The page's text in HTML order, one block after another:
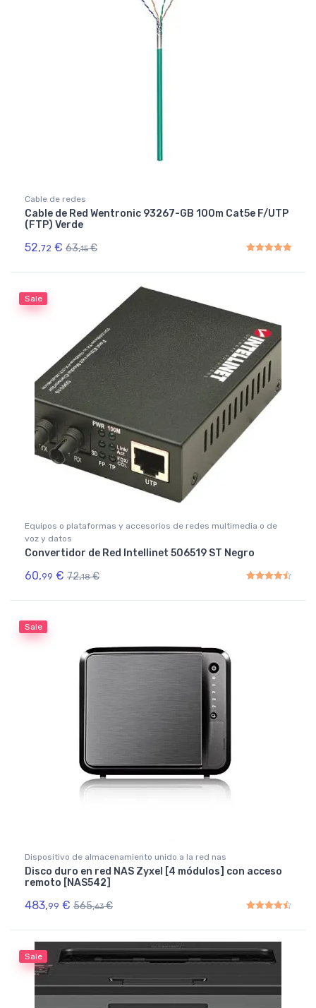
Cable de redes
Cable de Red Wentronic 93267-GB 100m Cat5e F/UTP
(FTP) Verde
52,72 € 63,15 €
Sale
Equipos o plataformas y accesorios de redes multimedia o de
voz y datos
Convertidor de Red Intellinet 506519 ST Negro
60,99 € 72,18 €
Sale
Dispositivo de almacenamiento unido a la red nas
Disco duro en red NAS Zyxel [4 módulos] con acceso
remoto [NAS542]
483,99 € 565,63 €
Sale